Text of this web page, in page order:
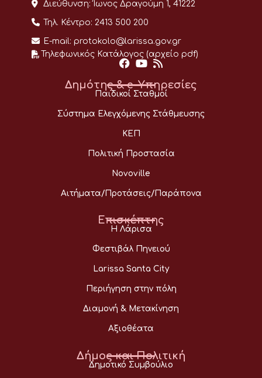
Διεύθυνση: Ίωνος Δραγούμη 1, 41222
Τηλ. Κέντρο: 2413 500 200
E-mail: protokolo@larissa.gov.gr
Τηλεφωνικός Κατάλογος (αρχείο pdf)
Δημότης & e-Υπηρεσίες
Παιδικοί Σταθμοί
Σύστημα Ελεγχόμενης Στάθμευσης
ΚΕΠ
Πολιτική Προστασία
Novoville
Αιτήματα/Προτάσεις/Παράπονα
Επισκέπτης
Η Λάρισα
Φεστιβάλ Πηνειού
Larissa Santa City
Περιήγηση στην πόλη
Διαμονή & Μετακίνηση
Αξιοθέατα
Δήμος και Πολιτική
Δημοτικό Συμβούλιο